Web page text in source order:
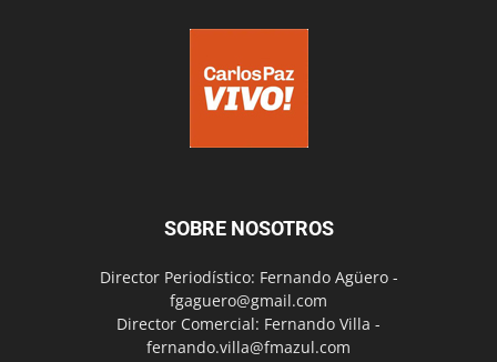
SOBRE NOSOTROS
Director Periodístico: Fernando Agüero -
fgaguero@gmail.com
Director Comercial: Fernando Villa -
fernando.villa@fmazul.com